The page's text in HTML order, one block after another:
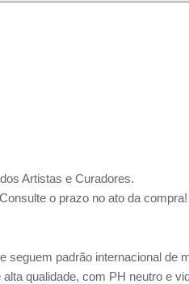
Artistas e Curadores.
o prazo no ato da compra!
seguem padrão internacional de
qualidade, com PH neutro e